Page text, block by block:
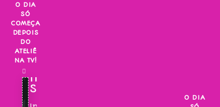
Skip
content
O DIA
SÓ
COMEÇA
DEPOIS
DO
ATELIÊ
NA TV!
INSCREVA-
SE!
O DIA